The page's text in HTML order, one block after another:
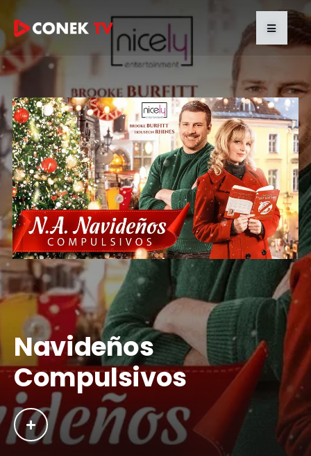
Navideños
Compulsivos